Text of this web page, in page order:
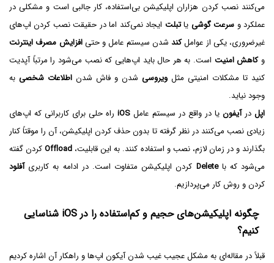
می‌‌کنند نصب کردن هزاران اپلیکیشن بی‌استفاده، کار جالبی است و مشکلی در
عملکرد و سرعت گوشی یاتبلت ایجاد نمی‌کند اما در حقیقت نصب کردن اپ‌های
غیرضروری، یکی از عواملکند شدن سیستم عامل و حتیافزایش مصرف اینترنت
وکاهش امنیت است. به هر حال باید اپ‌هایی که نصب می‌شود را مرتباً‌ آپدیت
کنید تا مشکلات امنیتی مثل ویروسی شدن و فاش شدن اطلاعات شخصی به
وجود نیاید.
اپلدرآیفون یا در واقع در سیستم عامل iOSراه حلی برای کاربرانی که اپ‌های
زیادی نصب می‌کنند در نظر گرفته تا بدون حذف کردن اپلیکیشن، آن را موقتاً کنار
بگذارند و در زمان لازم، نصب و استفاده کنند. به این قابلیت، Offloadکردن گفته
می‌شود که باDelete‌ کردن اپلیکیشن متفاوت است. در ادامه به کاربریآفلود
کردن و روش کار می‌پردازیم.
چگونه اپلیکیشن‌های حجیم و کم‌استفاده را در iOS شناسایی
کنیم؟
قبلاً در مقاله‌ای به مشکل عجیب غیب شدن آیکون اپ‌ها و راهکار آن اشاره کردیم